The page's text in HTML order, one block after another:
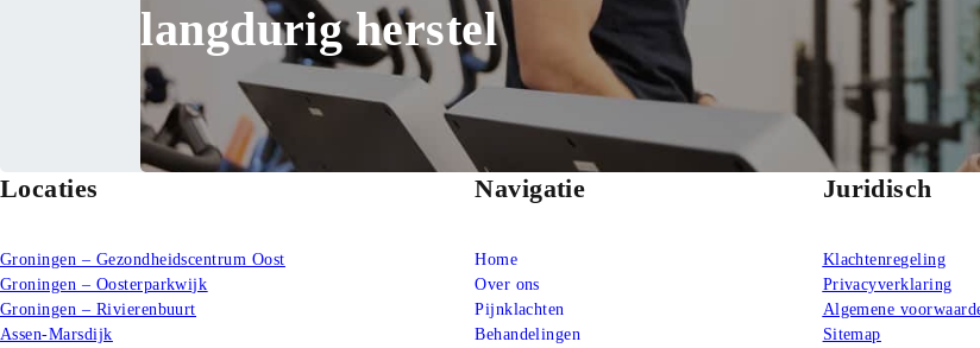
langdurig herstel
Locaties
Groningen – Gezondheidscentrum Oost
Groningen – Oosterparkwijk
Groningen – Rivierenbuurt
Assen-Marsdijk
Navigatie
Home
Over ons
Pijnklachten
Behandelingen
Juridisch
Klachtenregeling
Privacyverklaring
Algemene
Sitemap